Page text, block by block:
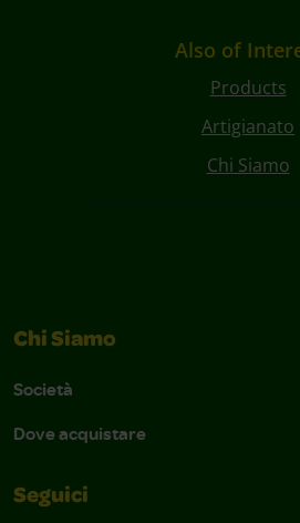
Also of
Products
Artigianato
Chi Siamo
Chi Siamo
Società
Dove acquistare
Seguici